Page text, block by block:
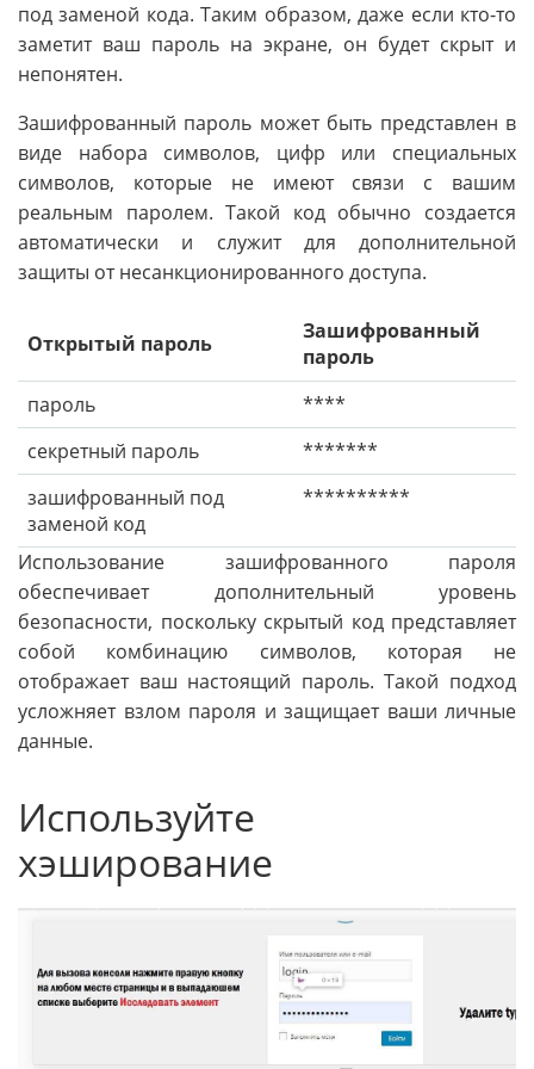
под заменой кода. Таким образом, даже если кто-то
заметит ваш пароль на экране, он будет скрыт и
непонятен.
Зашифрованный пароль может быть представлен в
виде набора символов, цифр или специальных
символов, которые не имеют связи с вашим
реальным паролем. Такой код обычно создается
автоматически и служит для дополнительной
защиты от несанкционированного доступа.
Открытый пароль
Зашифрованный
пароль
пароль
****
секретный пароль
*******
зашифрованный под
заменой код
**********
Использование зашифрованного пароля
обеспечивает дополнительный уровень
безопасности, поскольку скрытый код представляет
собой комбинацию символов, которая не
отображает ваш настоящий пароль. Такой подход
усложняет взлом пароля и защищает ваши личные
данные.
Используйте
хэширование